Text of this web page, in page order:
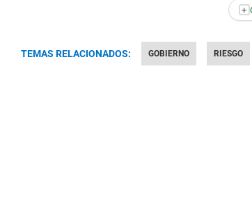
+
TEMAS RELACIONADOS: GOBIERNO RIESGO